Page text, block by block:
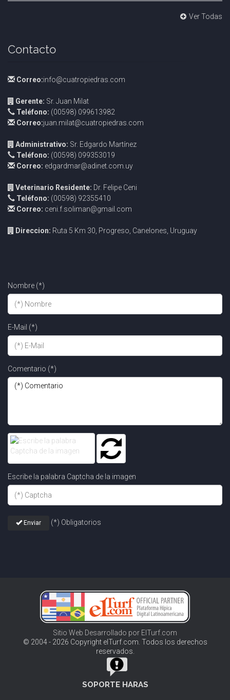
Ver Todas
Contacto
Correo:info@cuatropiedras.com
Gerente: Sr. Juan Milat
Teléfono: (00598) 099613982
Correo:juan.milat@cuatropiedras.com
Administrativo: Sr. Edgardo Martínez
Teléfono: (00598) 099353019
Correo: edgardmar@adinet.com.uy
Veterinario Residente: Dr. Felipe Ceni
Teléfono: (00598) 92355410
Correo: ceni.f.soliman@gmail.com
Direccion: Ruta 5 Km 30, Progreso, Canelones, Uruguay
Nombre (*)
E-Mail (*)
Comentario (*)
Escribe la palabra Captcha de la imagen
Enviar (*) Obligatorios
Sitio Web Desarrollado por ElTurf.com
© 2004 - 2026 Copyright elTurf.com. Todos los derechos
reservados.
SOPORTE HARAS